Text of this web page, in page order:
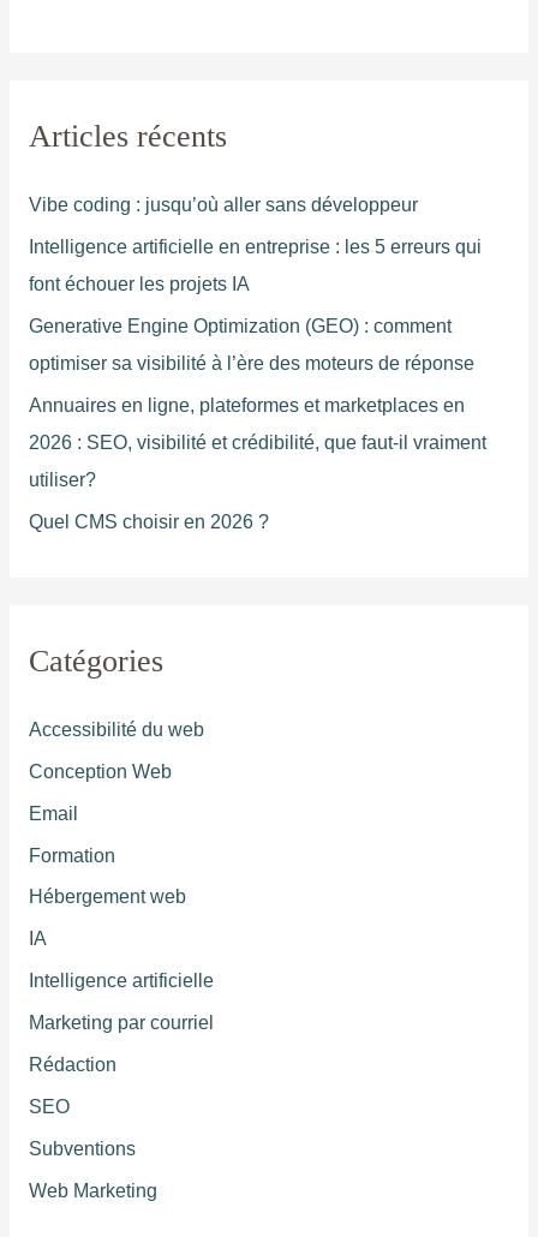
Articles récents
Vibe coding : jusqu’où aller sans développeur
Intelligence artificielle en entreprise : les 5 erreurs qui
font échouer les projets IA
Generative Engine Optimization (GEO) : comment
optimiser sa visibilité à l’ère des moteurs de réponse
Annuaires en ligne, plateformes et marketplaces en
2026 : SEO, visibilité et crédibilité, que faut-il vraiment
utiliser?
Quel CMS choisir en 2026 ?
Catégories
Accessibilité du web
Conception Web
Email
Formation
Hébergement web
IA
Intelligence artificielle
Marketing par courriel
Rédaction
SEO
Subventions
Web Marketing